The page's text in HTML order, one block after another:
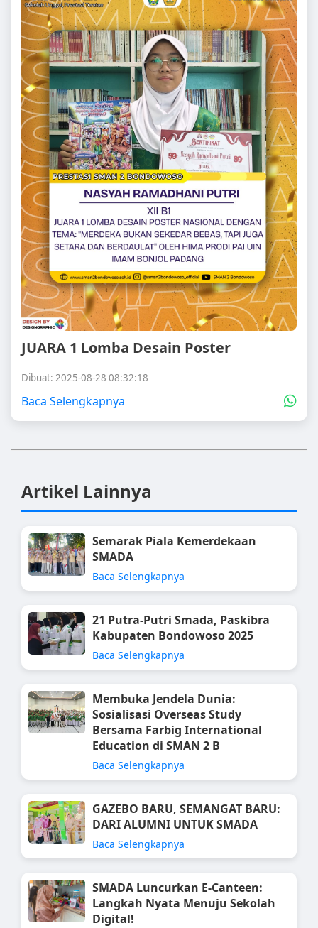
JUARA 1 Lomba Desain Poster
Dibuat: 2025-08-28 08:32:18
Baca Selengkapnya
Artikel Lainnya
Semarak Piala Kemerdekaan
SMADA
Baca Selengkapnya
21 Putra-Putri Smada, Paskibra
Kabupaten Bondowoso 2025
Baca Selengkapnya
Membuka Jendela Dunia:
Sosialisasi Overseas Study
Bersama Farbig International
Education di SMAN 2 B
Baca Selengkapnya
GAZEBO BARU, SEMANGAT BARU:
DARI ALUMNI UNTUK SMADA
Baca Selengkapnya
SMADA Luncurkan E-Canteen:
Langkah Nyata Menuju Sekolah
Digital!